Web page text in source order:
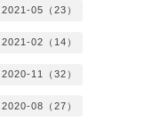
2021-05（23）
2021-02（14）
2020-11（32）
2020-08（27）